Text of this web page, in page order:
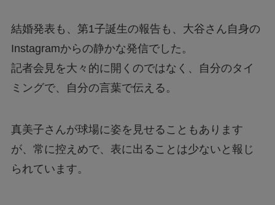
結婚発表も、第1子誕生の報告も、大谷さん自身の
Instagramからの静かな発信でした。
記者会見を大々的に開くのではなく、自分のタイ
ミングで、自分の言葉で伝える。
真美子さんが球場に姿を見せることもあります
が、常に控えめで、表に出ることは少ないと報じ
られています。